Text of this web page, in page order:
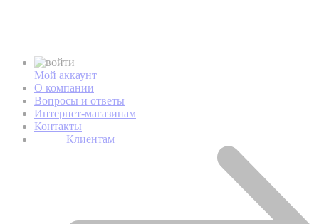
Мой аккаунт
О компании
Вопросы и ответы
Интернет-магазинам
Контакты
Клиентам